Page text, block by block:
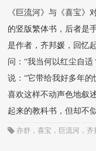
《巨流河》与《喜宝》
的竖版繁体书，后者是
是作者，齐邦媛，回忆
问：“我当何以红尘自
说：“它带给我好多年
喜欢这样不动声色地叙
起来的教科书，但却不
亦舒 ，喜宝 ， 巨流河 ， 齐